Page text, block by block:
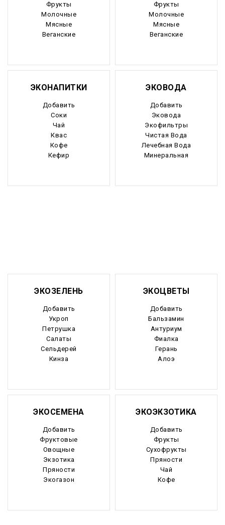
Фрукты
Молочные
Мясные
Веганские
Фрукты
Молочные
Мясные
Веганские
ЭКОНАПИТКИ
Добавить
Соки
Чай
Квас
Кофе
Кефир
ЭКОВОДА
Добавить
Эковода
Экофильтры
Чистая Вода
Лечебная Вода
Минеральная
ЭКОЗЕЛЕНЬ
Добавить
Укроп
Петрушка
Салаты
Сельдерей
Кинза
ЭКОЦВЕТЫ
Добавить
Бальзамин
Антуриум
Фиалка
Герань
Алоэ
ЭКОСЕМЕНА
Добавить
Фруктовые
Овощные
Экзотика
Пряности
Экогазон
ЭКОЭКЗОТИКА
Добавить
Фрукты
Сухофрукты
Пряности
Чай
Кофе